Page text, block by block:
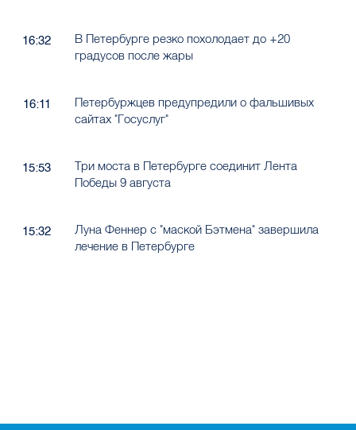
16:32
В Петербурге резко похолодает до +20
градусов после жары
16:11
Петербуржцев предупредили о фальшивых
сайтах "Госуслуг"
15:53
Три моста в Петербурге соединит Лента
Победы 9 августа
15:32
Луна Феннер с "маской Бэтмена" завершила
лечение в Петербурге